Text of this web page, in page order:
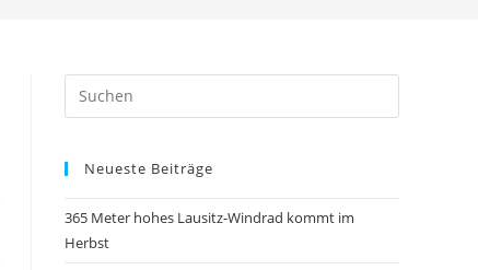
Neueste Beiträge
365 Meter hohes Lausitz-Windrad kommt im
Herbst